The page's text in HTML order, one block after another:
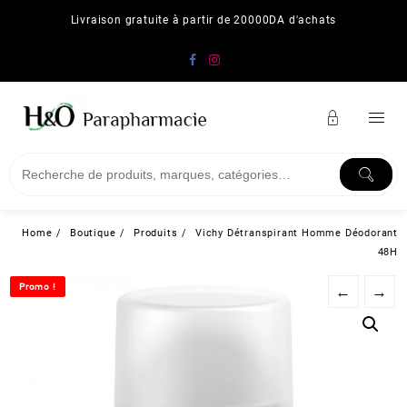
Livraison gratuite à partir de 20000DA d'achats
Home Boutique Produits
Vichy Détranspirant Homme Déodorant
48H
Promo ! ← →
Promo !